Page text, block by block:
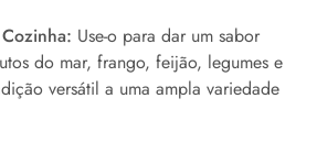
Use-o para dar um sabor
do mar, frango, feijão, legumes e
versátil a uma ampla variedade